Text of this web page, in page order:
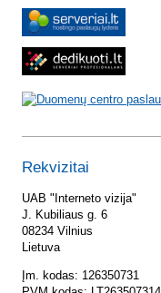
Rekvizitai
UAB "Interneto vizija"
J. Kubiliaus g. 6
08234 Vilnius
Lietuva
Įm. kodas: 126350731